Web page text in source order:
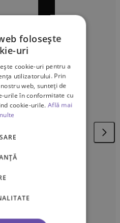
review
folosește
uri
cookie-uri pentru a
utilizatorului. Prin
web, sunteți de
urile în conformitate cu
cookie-urile.Află mai